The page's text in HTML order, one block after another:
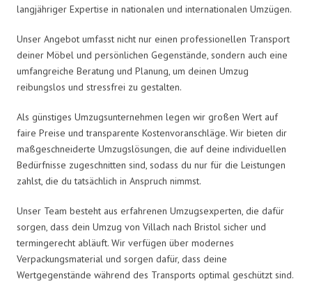
langjähriger Expertise in nationalen und internationalen Umzügen.
Unser Angebot umfasst nicht nur einen professionellen Transport
deiner Möbel und persönlichen Gegenstände, sondern auch eine
umfangreiche Beratung und Planung, um deinen Umzug
reibungslos und stressfrei zu gestalten.
Als günstiges Umzugsunternehmen legen wir großen Wert auf
faire Preise und transparente Kostenvoranschläge. Wir bieten dir
maßgeschneiderte Umzugslösungen, die auf deine individuellen
Bedürfnisse zugeschnitten sind, sodass du nur für die Leistungen
zahlst, die du tatsächlich in Anspruch nimmst.
Unser Team besteht aus erfahrenen Umzugsexperten, die dafür
sorgen, dass dein Umzug von Villach nach Bristol sicher und
termingerecht abläuft. Wir verfügen über modernes
Verpackungsmaterial und sorgen dafür, dass deine
Wertgegenstände während des Transports optimal geschützt sind.